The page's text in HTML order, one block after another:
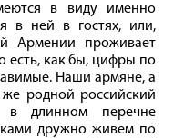
в виду именно
в ней в гостях, или,
Армении проживает
есть, как бы, цифры по
Наши армяне, а
родной российский
длинном перечне
дружно живем по